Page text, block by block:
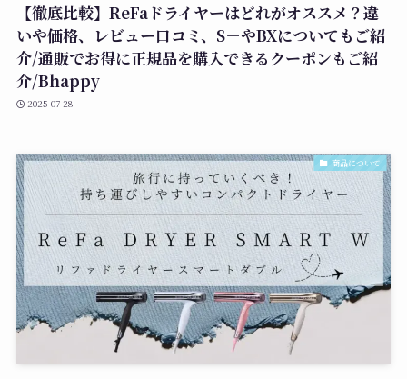
【徹底比較】ReFaドライヤーはどれがオススメ？違
いや価格、レビュー口コミ、S＋やBXについてもご紹
介/通販でお得に正規品を購入できるクーポンもご紹
介/Bhappy
2025-07-28
商品について